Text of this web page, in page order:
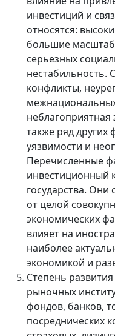
инвестиций и
относятся:
большие
серьезных
нестабильность.
конфликты,
неблагоприятная
также ряд других
уязвимости и
Перечисленные
инвестиционный
государства. Они
от целой
экономических
влияет на
наиболее
экономикой и
Степень
рыночных
фондов, банков,
посреднических